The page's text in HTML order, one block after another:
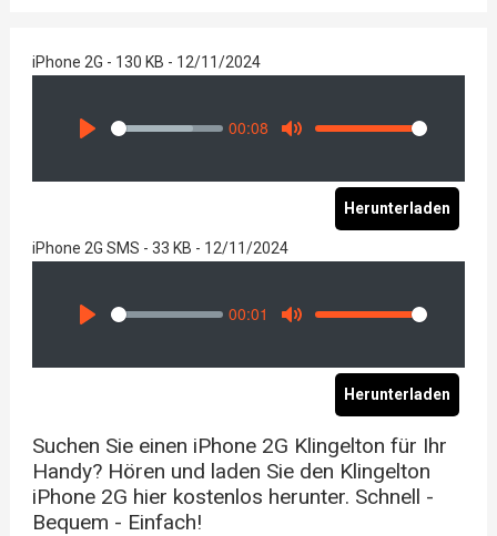
iPhone 2G - 130 KB - 12/11/2024
Seek
00:08
Volume
Herunterladen
iPhone 2G SMS - 33 KB - 12/11/2024
Seek
00:01
Volume
Herunterladen
Suchen Sie einen iPhone 2G Klingelton für Ihr
Handy? Hören und laden Sie den Klingelton
iPhone 2G hier kostenlos herunter. Schnell -
Bequem - Einfach!